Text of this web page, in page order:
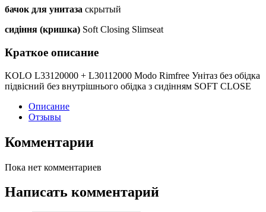
бачок для унитаза скрытый
сидіння (кришка) Soft Closing Slimseat
Краткое описание
KOLO L33120000 + L30112000 Modo Rimfree Унітаз без обідка
підвісний без внутрішнього обідка з сидінням SOFT CLOSE
Описание
Отзывы
Комментарии
Пока нет комментариев
Написать комментарий